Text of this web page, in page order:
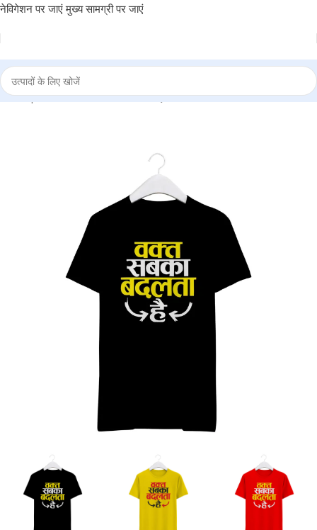
नेविगेशन पर जाएं मुख्य सामग्री पर जाएं
| Round Neck T-Shirt “WAQT SABKA BADALTA” – BG-RN23